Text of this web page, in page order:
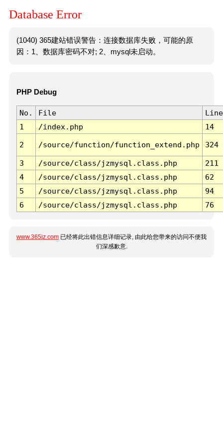
Database Error
(1040) 365建站错误警告：连接数据库失败，可能的原
因：1、数据库密码不对; 2、mysql未启动。
PHP Debug
No. File
Line
1
/index.php 14
2 /source/function/function_extend.php 324
3 /source/class/jzmysql.class.php
211
4
/source/class/jzmysql.class.php
62
5
/source/class/jzmysql.class.php
94
6
/source/class/jzmysql.class.php 76
www.365jz.com 已经将此出错信息详细记录, 由此给您带来的访问不便我
们深感歉意.